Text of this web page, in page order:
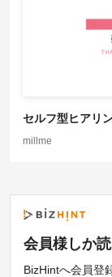
セルフ型ヒアリ
millme
会員様しか
BizHintへ会員登